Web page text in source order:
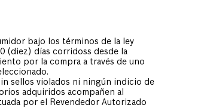
bajo los términos de la ley
(diez) días corridoss desde la
por la compra a través de uno
sellos violados ni ningún indicio de
adquiridos acompañen al
por el Revendedor Autorizado